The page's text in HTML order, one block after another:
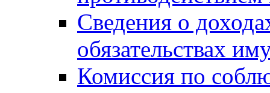
Сведения о
обязательствах
Комиссия по